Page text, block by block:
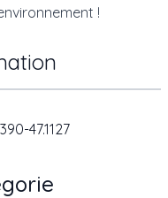
!
47.1127